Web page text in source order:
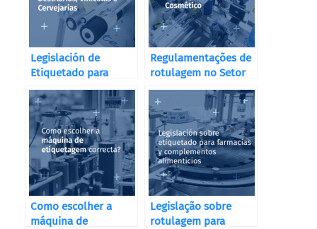
Legislación de
Etiquetado para
Destilerías, Bodegas
y Cervecerías
Regulamentações de
rotulagem no Setor
Cosmético
Como escolher a
máquina de
Legislação sobre
rotulagem para